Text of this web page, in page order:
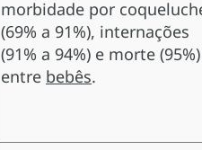
morbidade por
(69% a 91%), internações
(91% a 94%) e morte (95%)
entre bebês.